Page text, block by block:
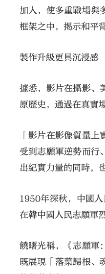
加入，使多重戰場與
框架之中，揭示和平
製作升級更具沉浸感
據悉，影片在攝影、
原歷史，通過在真實
「影片在影像質量
受到志願軍逆勢而行
出紀實力量的同時，
1950年深秋，中國
在韓中國人民志願軍
饒曙光稱，《志願軍
既展現「落葉歸根、